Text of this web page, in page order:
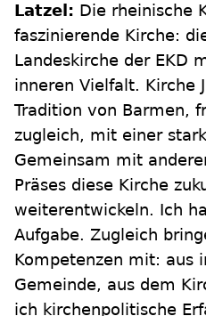
Latzel: Die rheinische
faszinierende Kirche:
Landeskirche der EKD
inneren Vielfalt. Kirche
Tradition von Barmen,
zugleich, mit einer
Gemeinsam mit
Präses diese Kirche
weiterentwickeln. Ich
Aufgabe. Zugleich
Kompetenzen mit: aus
Gemeinde, aus dem
ich kirchenpolitische